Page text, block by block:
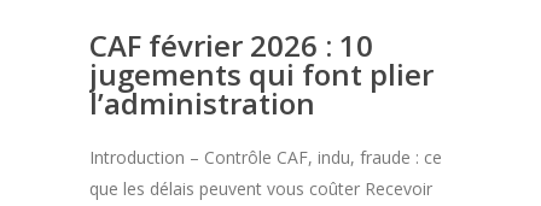
CAF février 2026 : 10
jugements qui font plier
l’administration
Introduction – Contrôle CAF, indu, fraude : ce
que les délais peuvent vous coûter Recevoir